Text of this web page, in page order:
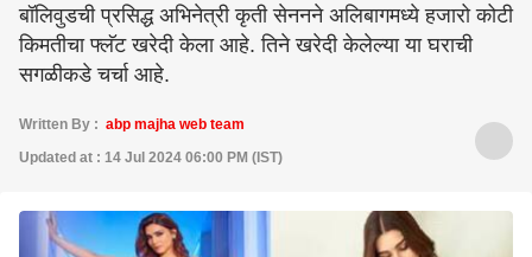
बॉलिवुडची प्रसिद्ध अभिनेत्री कृती सेननने अलिबागमध्ये हजारो कोटी
किमतीचा फ्लॅट खरेदी केला आहे. तिने खरेदी केलेल्या या घराची
सगळीकडे चर्चा आहे.
Written By : abp majha web team
Updated at : 14 Jul 2024 06:00 PM (IST)